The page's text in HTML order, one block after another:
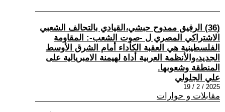
(36) الرفيق ممدوح حبشي،القيادي بالتحالف الشعبي
الاشتراكي المصري ل -صوت الشعب-: المقاومة
الفلسطينية هي العقبة الكأداء أمام الشرق الأوسط
الجديد،والأنظمة العربية أداة لهيمنة الامبريالية على
المنطقة وشعوبها.
علي الجلولي
2025 / 2 / 19
مقابلات و حوارات